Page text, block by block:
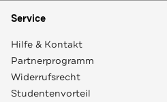
Service
Hilfe & Kontakt
Partnerprogramm
Widerrufsrecht
Studentenvorteil